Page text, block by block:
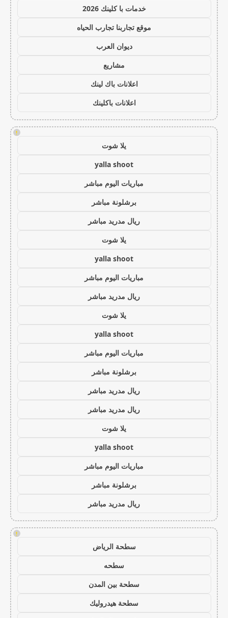
خدمات با كلينك 2026
موقع تجاربنا تجارب الحياه
ديوان العرب
مشاريع
اعلانات باك لينك
اعلانات باكلينك
!
يلا شوت
yalla shoot
مباريات اليوم مباشر
برشلونة مباشر
ريال مدريد مباشر
يلا شوت
yalla shoot
مباريات اليوم مباشر
ريال مدريد مباشر
يلا شوت
yalla shoot
مباريات اليوم مباشر
برشلونة مباشر
ريال مدريد مباشر
ريال مدريد مباشر
يلا شوت
yalla shoot
مباريات اليوم مباشر
برشلونة مباشر
ريال مدريد مباشر
!
سطحة الرياض
سطحه
سطحة بين المدن
سطحة هيدروليك